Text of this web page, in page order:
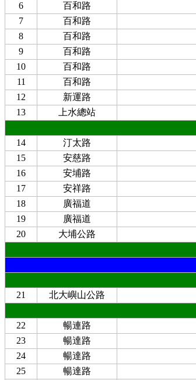
6
百和路
7
百和路
8
百和路
9
百和路
10
百和路
11
百和路
12
新運路
13
上水總站
14
汀太路
15
安慈路
16
安埔路
17
安祥路
18
廣福道
19
廣福道
20
大埔公路
21
北大嶼山公路
22
暢連路
23
暢達路
24
暢達路
25
暢達路